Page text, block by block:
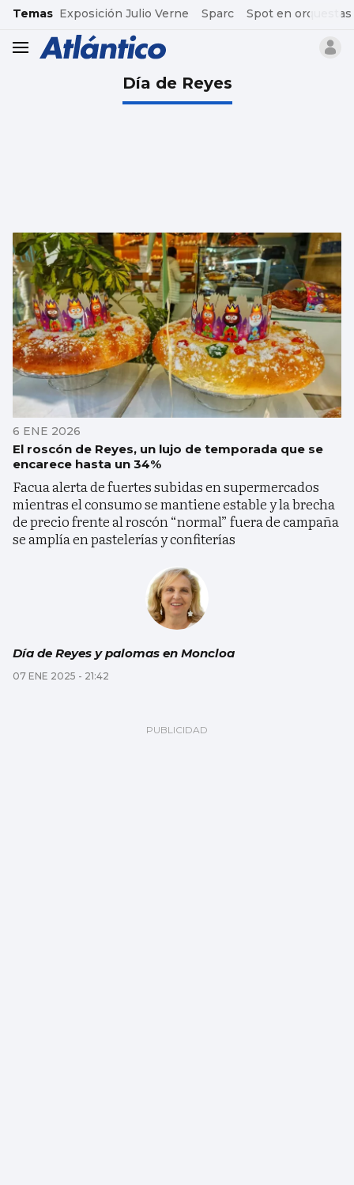
common.go-to-content
Temas Exposición Julio Verne Sparc Spot en orquestas
header.menu.open
Día de Reyes
6 ENE 2026
El roscón de Reyes, un lujo de temporada que se
encarece hasta un 34%
Facua alerta de fuertes subidas en supermercados
mientras el consumo se mantiene estable y la brecha
de precio frente al roscón “normal” fuera de campaña
se amplía en pastelerías y confiterías
Día de Reyes y palomas en Moncloa
07 ENE 2025 - 21:42